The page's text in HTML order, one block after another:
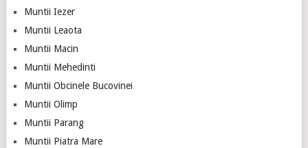
Muntii Iezer
Muntii Leaota
Muntii Macin
Muntii Mehedinti
Muntii Obcinele Bucovinei
Muntii Olimp
Muntii Parang
Muntii Piatra Mare